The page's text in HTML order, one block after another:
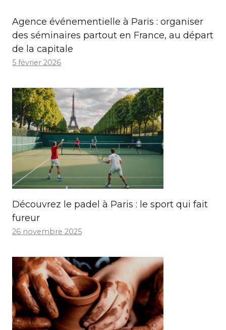
Agence événementielle à Paris : organiser
des séminaires partout en France, au départ
de la capitale
5 février 2026
Découvrez le padel à Paris : le sport qui fait
fureur
26 novembre 2025